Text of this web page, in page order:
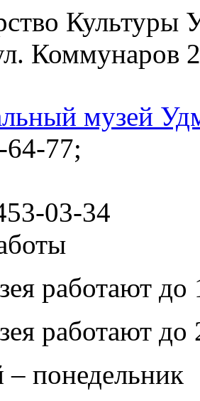
Культуры
Коммунаров
64-77;
03-34
работают до
работают
понедельник